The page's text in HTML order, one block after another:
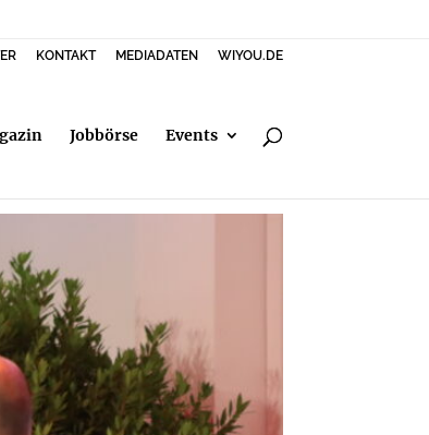
KONTAKT MEDIADATEN WIYOU.DE
Jobbörse Events